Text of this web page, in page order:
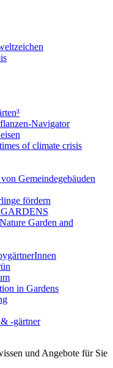
Navigator
of climate crisis
Gemeindegebäuden
fördern
Garden and
in Gardens
-gärtner
und Angebote für Sie